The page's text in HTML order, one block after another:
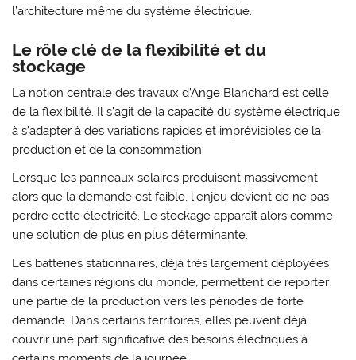
l’architecture même du système électrique.
Le rôle clé de la flexibilité et du
stockage
La notion centrale des travaux d’Ange Blanchard est celle
de la flexibilité. Il s’agit de la capacité du système électrique
à s’adapter à des variations rapides et imprévisibles de la
production et de la consommation.
Lorsque les panneaux solaires produisent massivement
alors que la demande est faible, l’enjeu devient de ne pas
perdre cette électricité. Le stockage apparaît alors comme
une solution de plus en plus déterminante.
Les batteries stationnaires, déjà très largement déployées
dans certaines régions du monde, permettent de reporter
une partie de la production vers les périodes de forte
demande. Dans certains territoires, elles peuvent déjà
couvrir une part significative des besoins électriques à